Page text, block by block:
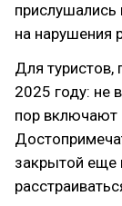
прислушались
на нарушения
Для туристов,
2025 году: не
пор включают
закрытой еще